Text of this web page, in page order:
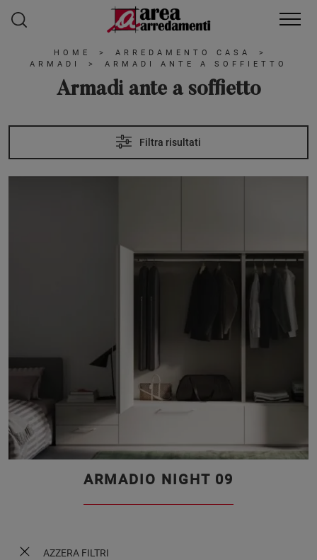
HOME > ARREDAMENTO CASA
>
ARMADI
> ARMADI ANTE A SOFFIETTO
Armadi ante a soffietto
AZZERA FILTRI
Filtra risultati
ARMADIO NIGHT 09